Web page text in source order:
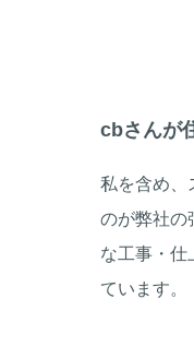
cbさんが
私を含め、
のが弊社の
な工事・仕
ています。